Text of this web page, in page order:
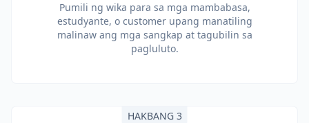
Pumili ng wika para sa mga mambabasa,
estudyante, o customer upang manatiling
malinaw ang mga sangkap at tagubilin sa
pagluluto.
HAKBANG 3